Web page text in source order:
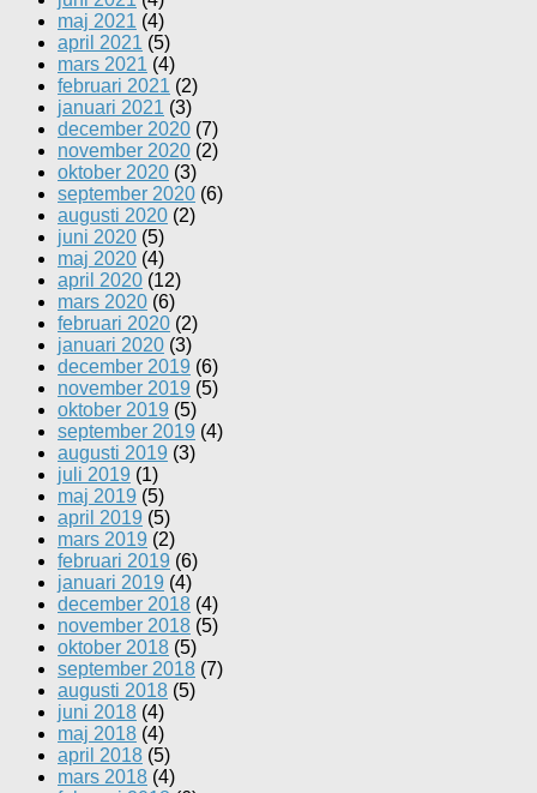
maj 2021 (4)
april 2021 (5)
mars 2021 (4)
februari 2021 (2)
januari 2021 (3)
december 2020 (7)
november 2020 (2)
oktober 2020 (3)
september 2020 (6)
augusti 2020 (2)
juni 2020 (5)
maj 2020 (4)
april 2020 (12)
mars 2020 (6)
februari 2020 (2)
januari 2020 (3)
december 2019 (6)
november 2019 (5)
oktober 2019 (5)
september 2019 (4)
augusti 2019 (3)
juli 2019 (1)
maj 2019 (5)
april 2019 (5)
mars 2019 (2)
februari 2019 (6)
januari 2019 (4)
december 2018 (4)
november 2018 (5)
oktober 2018 (5)
september 2018 (7)
augusti 2018 (5)
juni 2018 (4)
maj 2018 (4)
april 2018 (5)
mars 2018 (4)